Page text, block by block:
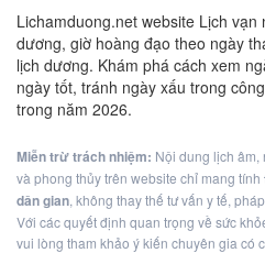
Lichamduong.net website Lịch vạn
dương, giờ hoàng đạo theo ngày
lịch dương. Khám phá cách xem
ngày tốt, tránh ngày xấu trong
trong năm 2026.
Miễn trừ trách nhiệm: Nội dung lịch âm,
và phong thủy trên website chỉ mang tính
dân gian, không thay thế tư vấn y tế,
Với các quyết định quan trọng về sức
vui lòng tham khảo ý kiến chuyên gia có